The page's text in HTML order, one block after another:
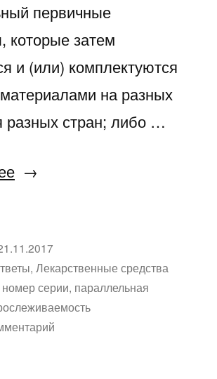
первичные
которые затем
и (или) комплектуются
на разных
разных стран; либо …
«Допустимо
различные
номера
серий
при
, Лекарственные средства
номер серии, параллельная
к